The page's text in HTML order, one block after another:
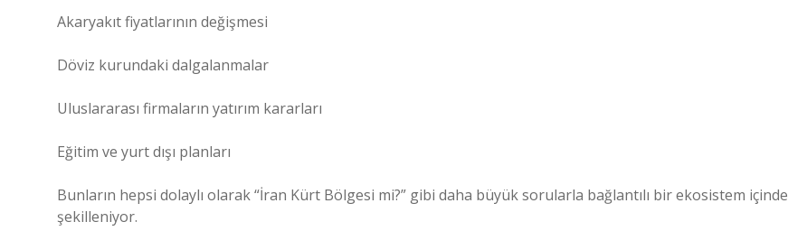
Akaryakıt fiyatlarının değişmesi
Döviz kurundaki dalgalanmalar
Uluslararası firmaların yatırım kararları
Eğitim ve yurt dışı planları
Bunların hepsi dolaylı olarak “İran Kürt Bölgesi mi?” gibi daha büyük sorularla bağlantılı bir ekosistem içinde
şekilleniyor.